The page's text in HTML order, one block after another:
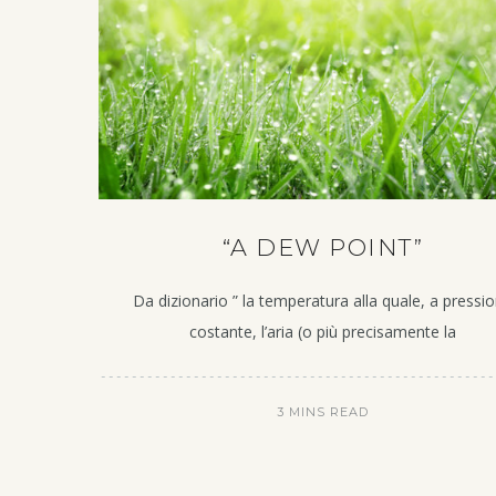
“A DEW POINT”
Da dizionario ” la temperatura alla quale, a
costante, l’aria (o più precisamente la
3 MINS READ